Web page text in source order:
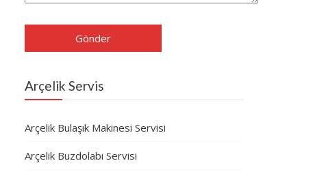
Arçelik Servis
Arçelik Bulaşık Makinesi Servisi
Arçelik Buzdolabı Servisi